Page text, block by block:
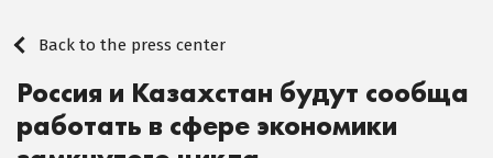
Back to the press center
Россия и Казахстан будут сообща
работать в сфере экономики